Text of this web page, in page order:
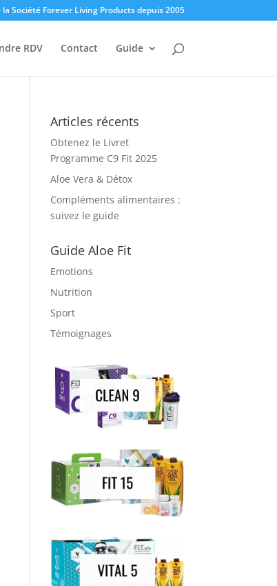
Société Forever Living Products depuis 2005
RDV Contact Guide
Articles récents
Obtenez le Livret
Programme C9 Fit 2025
Aloe Vera & Détox
Compléments alimentaires :
suivez le guide
Guide Aloe Fit
Emotions
Nutrition
Sport
Témoignages